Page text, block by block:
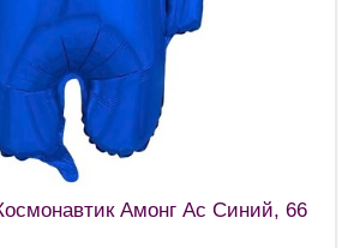
Амонг Ас Синий, 66